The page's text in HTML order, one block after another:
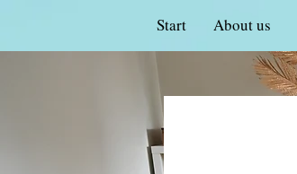
Start About us